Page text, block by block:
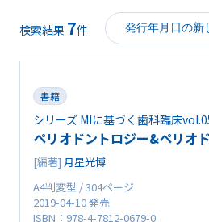
著者一覧
検索結果 7件
書籍
シリーズ MIに基づく歯科臨床
ペリオドントロジー&ペリオ
[編著] 月星光博
A4判変型 / 304ページ
2019-04-10 発売
ISBN：978-4-7812-0679-0